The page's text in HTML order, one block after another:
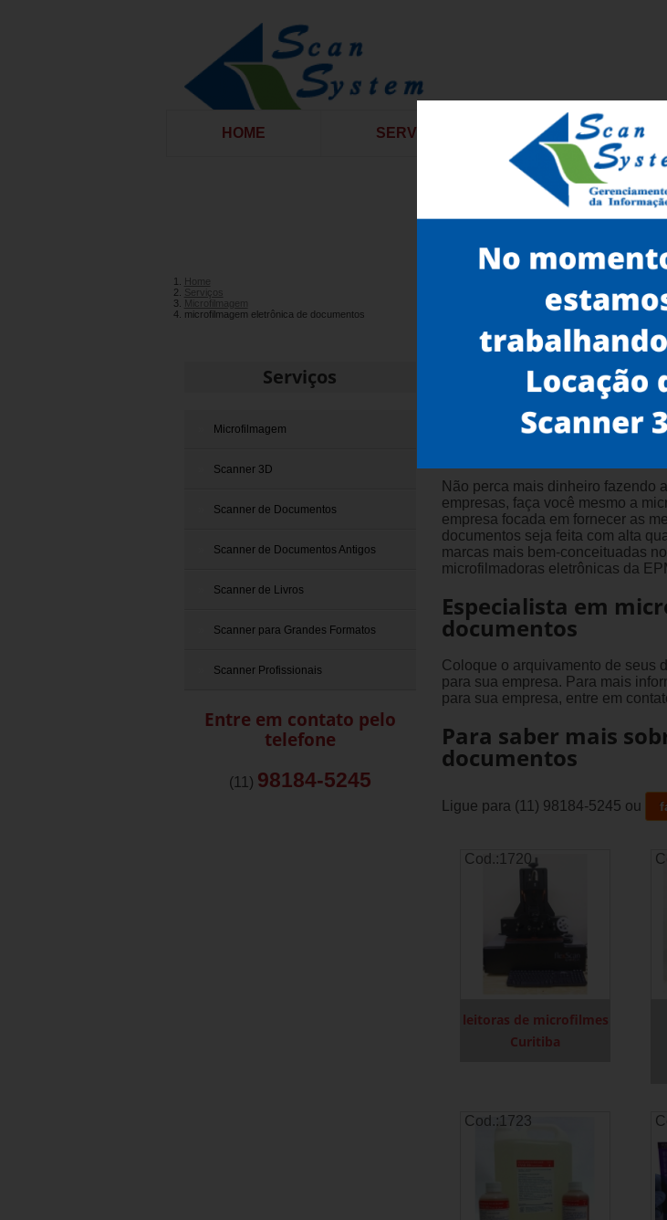
HOME SERVIÇOS CONTATO
Home
Serviços
Microfilmagem
microfilmagem eletrônica de documentos
Serviços
Microfilmagem
Scanner 3D
Scanner de Documentos
Scanner de Documentos Antigos
Scanner de Livros
Scanner para Grandes Formatos
Scanner Profissionais
Entre em contato pelo
telefone
(11) 98184-5245
Microfilmagem
Gostou? compartilhe!
Não perca mais dinheiro fazendo
empresas, faça você mesmo a
empresa focada em fornecer as
documentos seja feita com alta
marcas mais bem-conceituadas
microfilmadoras eletrônicas da
Especialista em
documentos
Coloque o arquivamento de seus
para sua empresa. Para mais
para sua empresa, entre em
Para saber mais
documentos
Ligue para (11) 98184-5245 ou
Cod.:1720
leitoras de microfilmes
Curitiba
Cod.:1723